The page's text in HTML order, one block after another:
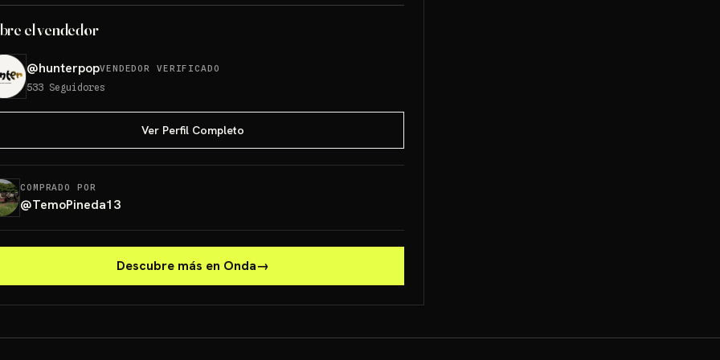
el vendedor
@hunterpopVENDEDOR VERIFICADO
533 Seguidores
Ver Perfil Completo
COMPRADO POR
@TemoPineda13
Descubre más en Onda→